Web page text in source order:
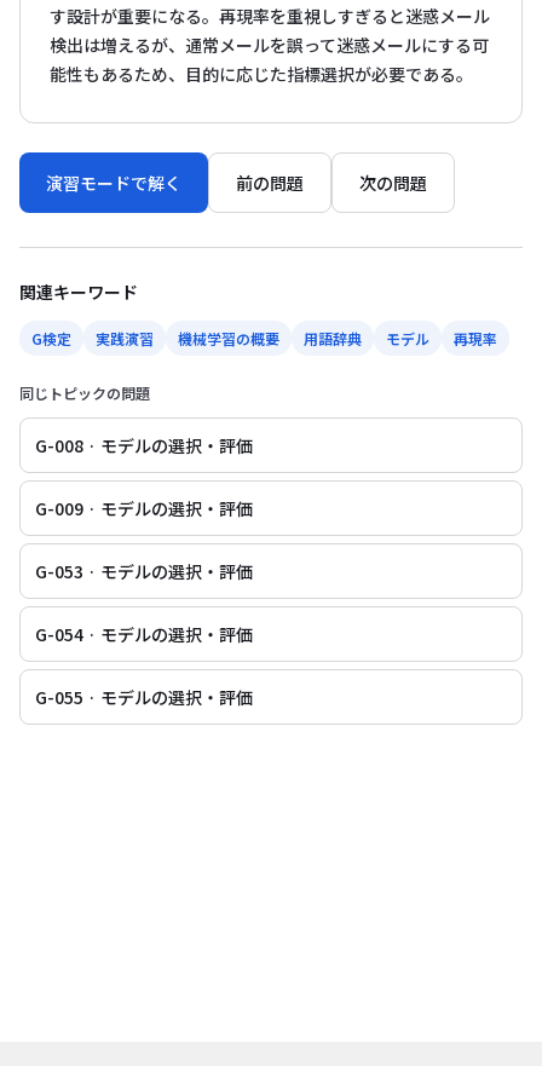
す設計が重要になる。再現率を重視しすぎると迷惑メール
検出は増えるが、通常メールを誤って迷惑メールにする可
能性もあるため、目的に応じた指標選択が必要である。
演習モードで解く 前の問題 次の問題
関連キーワード
G検定 実践演習 機械学習の概要 用語辞典 モデル 再現率
同じトピックの問題
G-008 · モデルの選択・評価
G-009 · モデルの選択・評価
G-053 · モデルの選択・評価
G-054 · モデルの選択・評価
G-055 · モデルの選択・評価